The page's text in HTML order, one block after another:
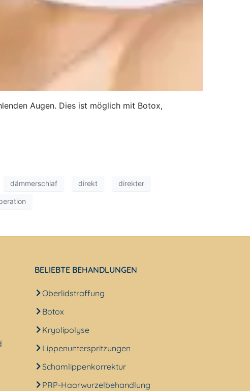
Augen. Dies ist möglich mit Botox,
dämmerschlaf direkt direkter
BELIEBTE BEHANDLUNGEN
Oberlidstraffung
Botox
Kryolipolyse
Lippenunterspritzungen
Schamlippenkorrektur
PRP-Haarwurzelbehandlung